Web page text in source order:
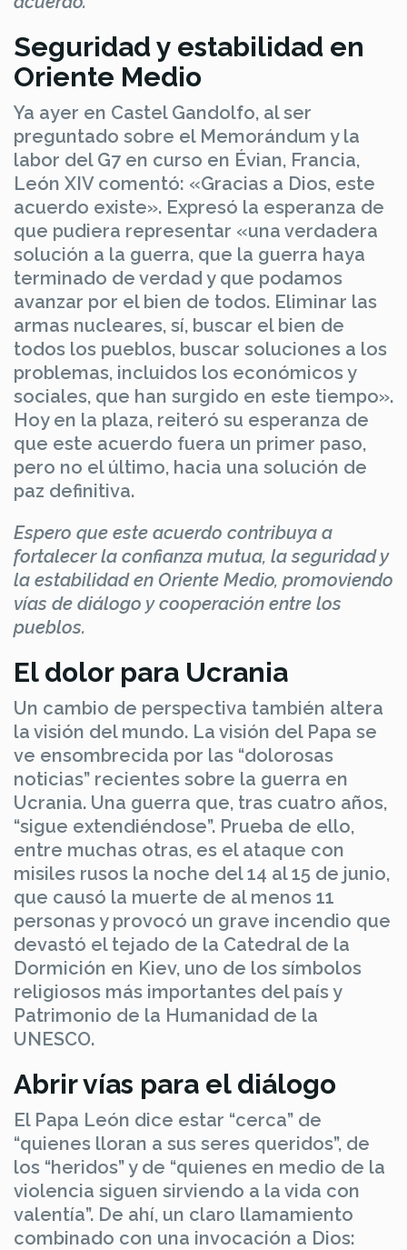
Seguridad y estabilidad en
Oriente Medio
Ya ayer en Castel Gandolfo, al ser
preguntado sobre el Memorándum y la
labor del G7 en curso en Évian, Francia,
León XIV comentó: «Gracias a Dios, este
acuerdo existe». Expresó la esperanza de
que pudiera representar «una verdadera
solución a la guerra, que la guerra haya
terminado de verdad y que podamos
avanzar por el bien de todos. Eliminar las
armas nucleares, sí, buscar el bien de
todos los pueblos, buscar soluciones a los
problemas, incluidos los económicos y
sociales, que han surgido en este tiempo».
Hoy en la plaza, reiteró su esperanza de
que este acuerdo fuera un primer paso,
pero no el último, hacia una solución de
paz definitiva.
Espero que este acuerdo contribuya a
fortalecer la confianza mutua, la seguridad y
la estabilidad en Oriente Medio, promoviendo
vías de diálogo y cooperación entre los
pueblos.
El dolor para Ucrania
Un cambio de perspectiva también altera
la visión del mundo. La visión del Papa se
ve ensombrecida por las “dolorosas
noticias” recientes sobre la guerra en
Ucrania. Una guerra que, tras cuatro años,
“sigue extendiéndose”. Prueba de ello,
entre muchas otras, es el ataque con
misiles rusos la noche del 14 al 15 de junio,
que causó la muerte de al menos 11
personas y provocó un grave incendio que
devastó el tejado de la Catedral de la
Dormición en Kiev, uno de los símbolos
religiosos más importantes del país y
Patrimonio de la Humanidad de la
UNESCO.
Abrir vías para el diálogo
El Papa León dice estar “cerca” de
“quienes lloran a sus seres queridos”, de
los “heridos” y de “quienes en medio de la
violencia siguen sirviendo a la vida con
valentía”. De ahí, un claro llamamiento
combinado con una invocación a Dios: